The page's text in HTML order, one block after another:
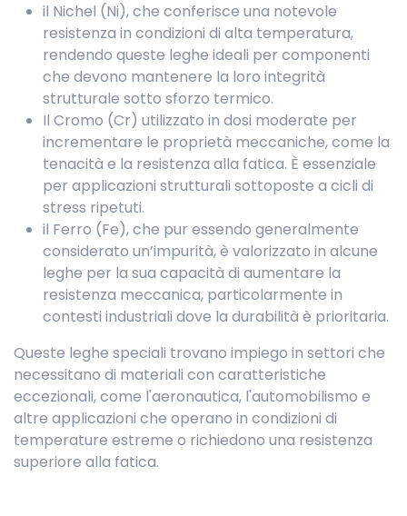
il Nichel (Ni), che conferisce una notevole
resistenza in condizioni di alta temperatura,
rendendo queste leghe ideali per componenti
che devono mantenere la loro integrità
strutturale sotto sforzo termico.
Il Cromo (Cr) utilizzato in dosi moderate per
incrementare le proprietà meccaniche, come la
tenacità e la resistenza alla fatica. È essenziale
per applicazioni strutturali sottoposte a cicli di
stress ripetuti.
il Ferro (Fe), che pur essendo generalmente
considerato un’impurità, è valorizzato in alcune
leghe per la sua capacità di aumentare la
resistenza meccanica, particolarmente in
contesti industriali dove la durabilità è prioritaria.
Queste leghe speciali trovano impiego in settori che
necessitano di materiali con caratteristiche
eccezionali, come l'aeronautica, l'automobilismo e
altre applicazioni che operano in condizioni di
temperature estreme o richiedono una resistenza
superiore alla fatica.